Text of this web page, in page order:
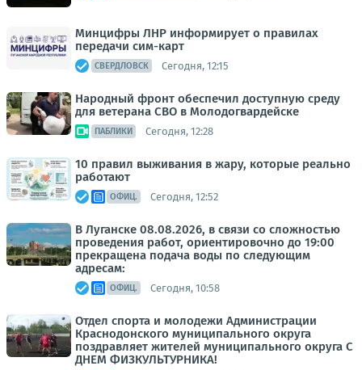
Минцифры ЛНР информирует о правилах
передачи сим-карт
СВЕРДЛОВСК Сегодня, 12:15
Народный фронт обеспечил доступную среду
для ветерана СВО в Молодогвардейске
ПАБЛИКИ Сегодня, 12:28
10 правил выживания в жару, которые реально
работают
ОФИЦ. Сегодня, 12:52
В Луганске 08.08.2026, в связи со сложностью
проведения работ, ориентировочно до 19:00
прекращена подача воды по следующим
адресам:
ОФИЦ. Сегодня, 10:58
Отдел спорта и молодежи Администрации
Краснодонского муниципального округа
поздравляет жителей муниципального округа С
ДНЕМ ФИЗКУЛЬТУРНИКА!